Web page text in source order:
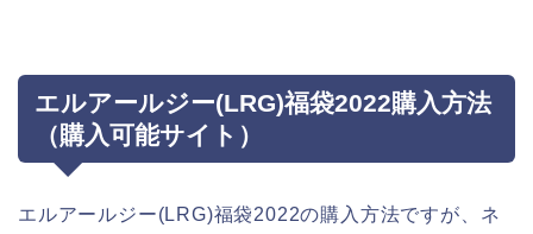
エルアールジー(LRG)福袋2022購入方法
（購入可能サイト）
エルアールジー(LRG)福袋2022の購入方法ですが、ネ